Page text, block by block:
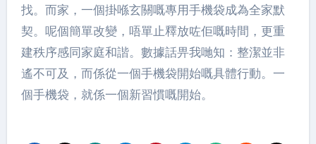
找。而家，一個掛喺玄關嘅專用手機袋成為全家默
契。呢個簡單改變，唔單止釋放咗佢嘅時間，更重
建秩序感同家庭和諧。數據話畀我哋知：整潔並非
遙不可及，而係從一個手機袋開始嘅具體行動。一
個手機袋，就係一個新習慣嘅開始。